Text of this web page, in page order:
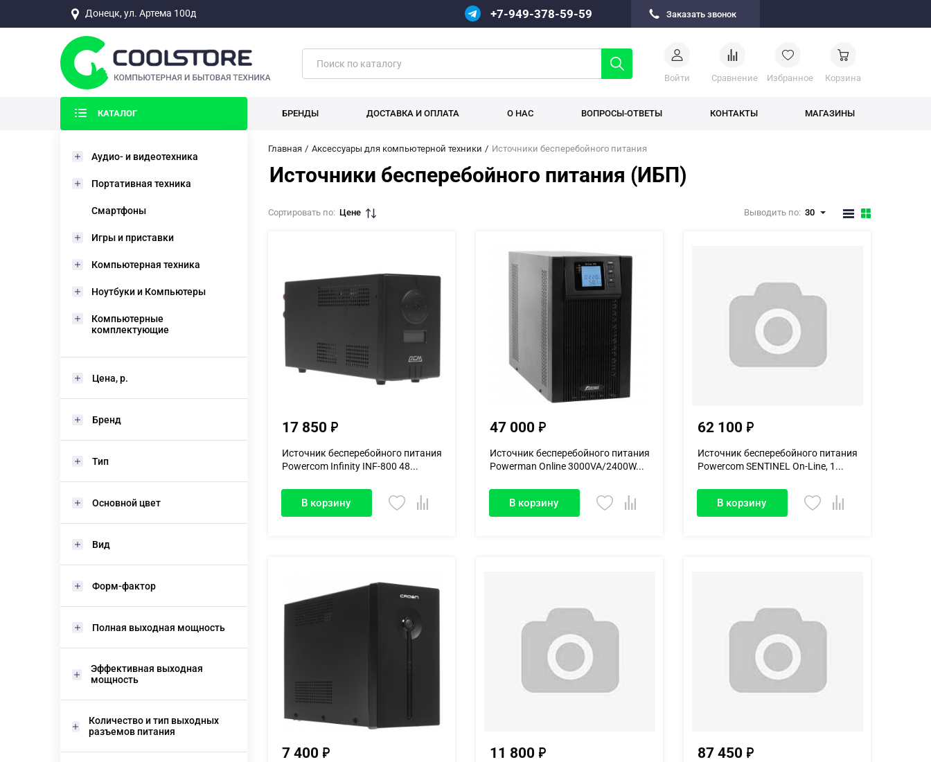
Донецк, ул. Артема 100д +7-949-378-59-59 Заказать звонок
Войти Cравнение Избранное Корзина
КАТАЛОГ БРЕНДЫ ДОСТАВКА И ОПЛАТА О НАС ВОПРОСЫ-ОТВЕТЫ КОНТАКТЫ МАГАЗИНЫ
Аудио- и видеотехника
Портативная техника
Смартфоны
Игры и приставки
Компьютерная техника
Ноутбуки и Компьютеры
Компьютерные
комплектующие
Цена, р.
Бренд
Тип
Основной цвет
Вид
Форм-фактор
Полная выходная мощность
Эффективная выходная
мощность
Количество и тип выходных
разъемов питания
Главная Аксессуары для компьютерной техники Источники бесперебойного питания
Источники бесперебойного питания (ИБП)
Сортировать по: Цене Выводить по: 30
17 850
Источник бесперебойного питания
Powercom Infinity INF-800 48...
В корзину
47 000
Источник бесперебойного питания
Powerman Online 3000VA/2400W...
В корзину
62 100
Источник бесперебойного питания
Powercom SENTINEL On-Line, 1...
В корзину
7 400 11 800 87 450